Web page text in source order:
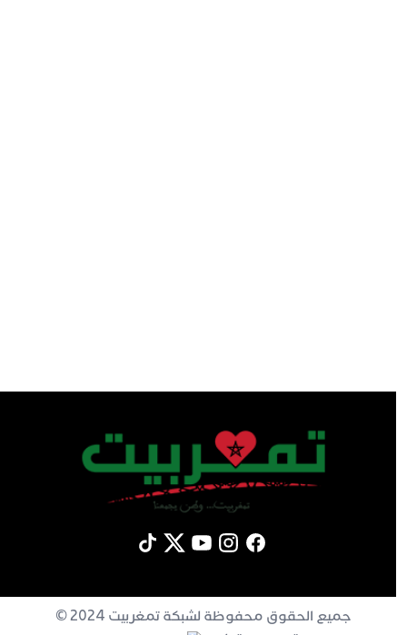
جميع الحقوق محفوظة لشبكة تمغربيت 2024 ©